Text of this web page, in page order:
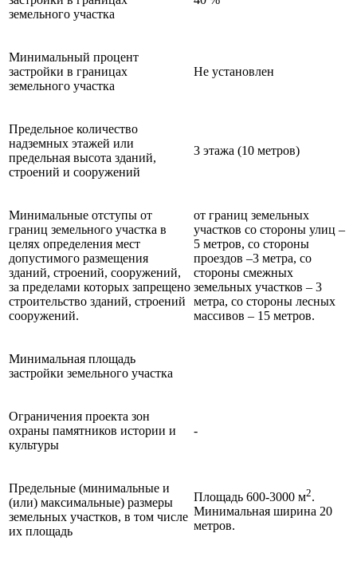
земельного участка
Минимальный процент
застройки в границах
земельного участка
Не установлен
Предельное количество
надземных этажей или
предельная высота зданий,
строений и сооружений
3 этажа (10 метров)
Минимальные отступы от
границ земельного участка в
целях определения мест
допустимого размещения
зданий, строений, сооружений,
за пределами которых запрещено
строительство зданий, строений
сооружений.
от границ земельных
участков со стороны улиц –
5 метров, со стороны
проездов –3 метра, со
стороны смежных
земельных участков – 3
метра, со стороны лесных
массивов – 15 метров.
Минимальная площадь
застройки земельного участка
Ограничения проекта зон
охраны памятников истории и
культуры
-
Предельные (минимальные и
(или) максимальные) размеры
земельных участков, в том числе
их площадь
Площадь 600-3000 м2.
Минимальная ширина 20
метров.